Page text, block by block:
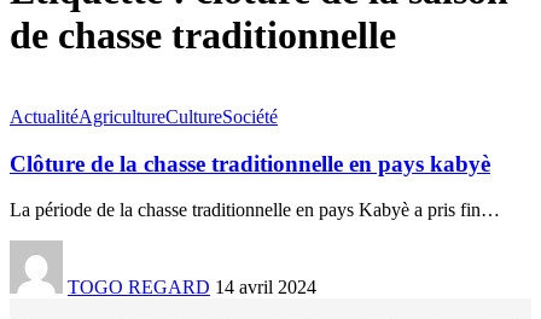
de chasse traditionnelle
ActualitéAgricultureCultureSociété
Clôture de la chasse traditionnelle en pays kabyè
La période de la chasse traditionnelle en pays Kabyè a pris fin…
TOGO REGARD 14 avril 2024